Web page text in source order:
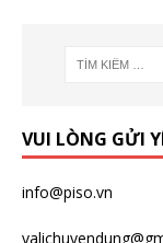
VUI LÒNG GỬI
info@piso.vn